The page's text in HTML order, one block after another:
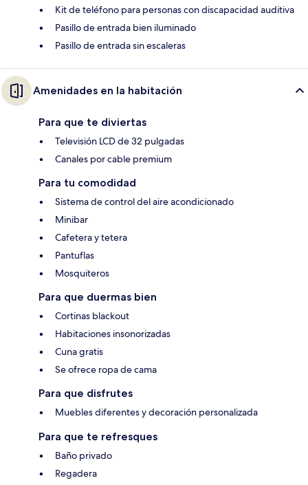
Kit de teléfono para personas con discapacidad auditiva
Pasillo de entrada bien iluminado
Pasillo de entrada sin escaleras
Amenidades en la habitación
Para que te diviertas
Televisión LCD de 32 pulgadas
Canales por cable premium
Para tu comodidad
Sistema de control del aire acondicionado
Minibar
Cafetera y tetera
Pantuflas
Mosquiteros
Para que duermas bien
Cortinas blackout
Habitaciones insonorizadas
Cuna gratis
Se ofrece ropa de cama
Para que disfrutes
Muebles diferentes y decoración personalizada
Para que te refresques
Baño privado
Regadera